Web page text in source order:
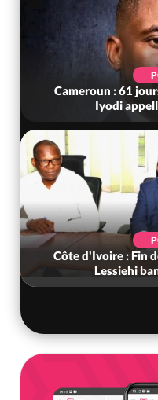
Cameroun : 61
Iyodi
Côte d'Ivoire : Fin
Lessiehi